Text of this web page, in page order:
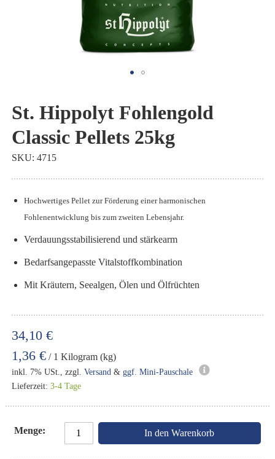
Anfang
der
Bildgalerie
springen
St. Hippolyt Fohlengold
Classic Pellets 25kg
34,10 €
1,36 € / 1 Kilogram (kg)
inkl. 7% USt., zzgl.Versand &ggf. Mini-Pauschale
Lieferzeit:3-4 Tage
Menge In den Warenkorb
Hochwertiges Pellet zur Förderung einer harmonischen
Fohlenentwicklung bis zum zweiten Lebensjahr.
Verdauungsstabilisierend und stärkearm
Bedarfsangepasste Vitalstoffkombination
Mit Kräutern, Seealgen, Ölen und Ölfrüchten
SKU 4715